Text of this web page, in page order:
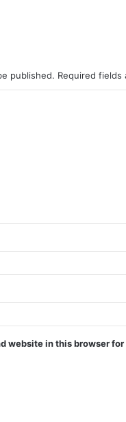
published. Required fields
website in this browser